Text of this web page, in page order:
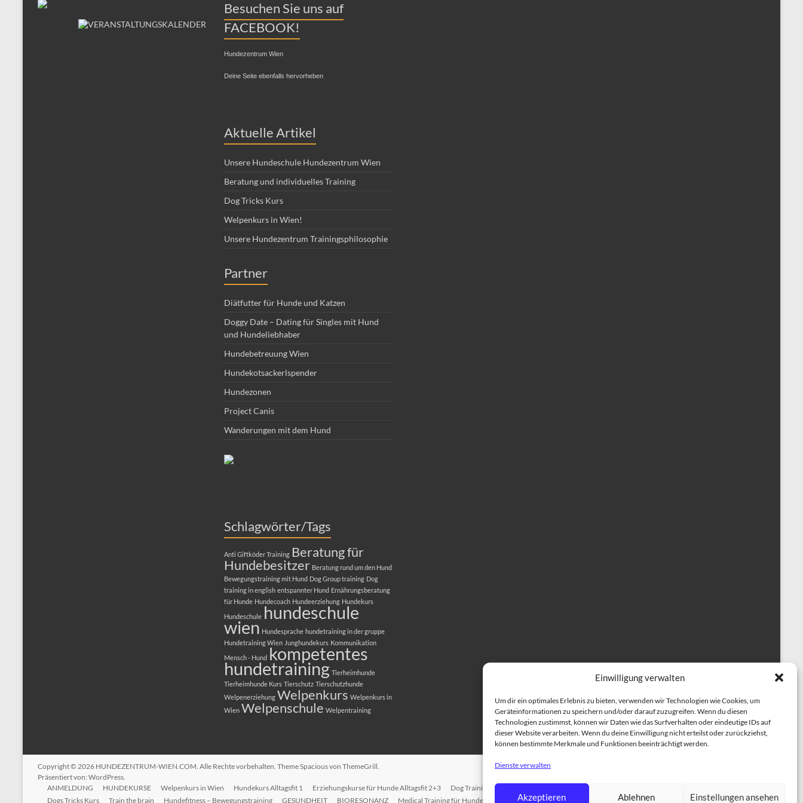
Einwilligung verwalten
Um dir ein optimales Erlebnis zu bieten, verwenden wir Technologien wie Cookies, um
Geräteinformationen zu speichern und/oder darauf zuzugreifen. Wenn du diesen
Technologien zustimmst, können wir Daten wie das Surfverhalten oder eindeutige IDs auf
dieser Website verarbeiten. Wenn du deine Einwilligung nicht erteilst oder zurückziehst,
können bestimmte Merkmale und Funktionen beeinträchtigt werden.
Dienste verwalten
Akzeptieren Ablehnen Einstellungen ansehen
Besuchen Sie uns auf
FACEBOOK!
Hundezentrum Wien
Deine Seite ebenfalls hervorheben
Aktuelle Artikel
Unsere Hundeschule Hundezentrum Wien
Beratung und individuelles Training
Dog Tricks Kurs
Welpenkurs in Wien!
Unsere Hundezentrum Trainingsphilosophie
Partner
Diätfutter für Hunde und Katzen
Doggy Date – Dating für Singles mit Hund
und Hundeliebhaber
Hundebetreuung Wien
Hundekotsackerlspender
Hundezonen
Project Canis
Wanderungen mit dem Hund
Schlagwörter/Tags
Anti Giftköder Training Beratung für
Hundebesitzer Beratung rund um den Hund
Bewegungstraining mit Hund Dog Group training Dog
training in english entspannter Hund Ernährungsberatung
für Hunde Hundecoach Hundeerziehung Hundekurs
Hundeschule hundeschule
wien Hundesprache hundetraining in der gruppe
Hundetraining Wien Junghundekurs Kommunikation
Mensch - Hund kompetentes
hundetraining Tierheimhunde
Tierheimhunde Kurs Tierschutz Tierschutzhunde
Welpenerziehung Welpenkurs Welpenkurs in
Wien Welpenschule Welpentraining
Copyright © 2026 HUNDEZENTRUM-WIEN.COM. Alle Rechte vorbehalten. ThemeSpaciousvon ThemeGrill.
Präsentiert von: WordPress.
ANMELDUNG
HUNDEKURSE Welpenkurs in Wien Hundekurs Alltagsfit 1 Erziehungskurse für Hunde Alltagsfit 2+3 Dog Training in English Therapiehundeausbildung
Dogs Tricks Kurs
Train the brain Hundefitness – Bewegungstraining GESUNDHEIT BIORESONANZ Medical Training für Hunde EINZELTRAINING Einzeltraining für Hunde ÜBER UNS TRAINER TEAM